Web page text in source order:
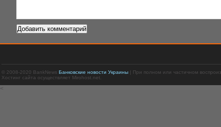
© 2008-2020 BankNews Банковские новости Украины| При полном или частичном
Хостинг сайта осуществляет Mirohost.net.
<